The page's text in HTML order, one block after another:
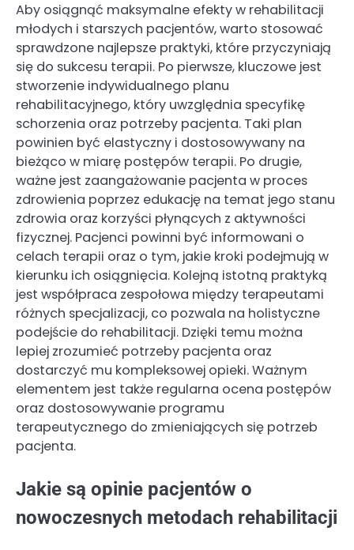
Aby osiągnąć maksymalne efekty w rehabilitacji
młodych i starszych pacjentów, warto stosować
sprawdzone najlepsze praktyki, które przyczyniają
się do sukcesu terapii. Po pierwsze, kluczowe jest
stworzenie indywidualnego planu
rehabilitacyjnego, który uwzględnia specyfikę
schorzenia oraz potrzeby pacjenta. Taki plan
powinien być elastyczny i dostosowywany na
bieżąco w miarę postępów terapii. Po drugie,
ważne jest zaangażowanie pacjenta w proces
zdrowienia poprzez edukację na temat jego stanu
zdrowia oraz korzyści płynących z aktywności
fizycznej. Pacjenci powinni być informowani o
celach terapii oraz o tym, jakie kroki podejmują w
kierunku ich osiągnięcia. Kolejną istotną praktyką
jest współpraca zespołowa między terapeutami
różnych specjalizacji, co pozwala na holistyczne
podejście do rehabilitacji. Dzięki temu można
lepiej zrozumieć potrzeby pacjenta oraz
dostarczyć mu kompleksowej opieki. Ważnym
elementem jest także regularna ocena postępów
oraz dostosowywanie programu
terapeutycznego do zmieniających się potrzeb
pacjenta.
Jakie są opinie pacjentów o
nowoczesnych metodach rehabilitacji